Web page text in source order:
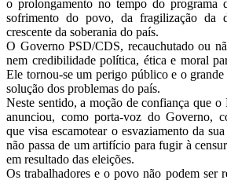
o prolongamento no tempo do programa
sofrimento do povo, da fragilização da
crescente da soberania do país.
O Governo PSD/CDS, recauchutado ou
nem credibilidade política, ética e moral
Ele tornou-se um perigo público e o
solução dos problemas do país.
Neste sentido, a moção de confiança que o
anunciou, como porta-voz do Governo,
que visa escamotear o esvaziamento da
não passa de um artifício para fugir à
em resultado das eleições.
Os trabalhadores e o povo não podem ser